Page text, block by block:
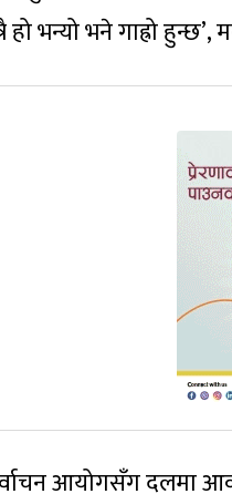
भन्यो भने गाह्रो हुन्छ’,
आयोगसँग दलमा